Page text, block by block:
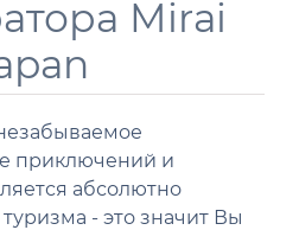
Mirai
приключений и
абсолютно
- это значит Вы